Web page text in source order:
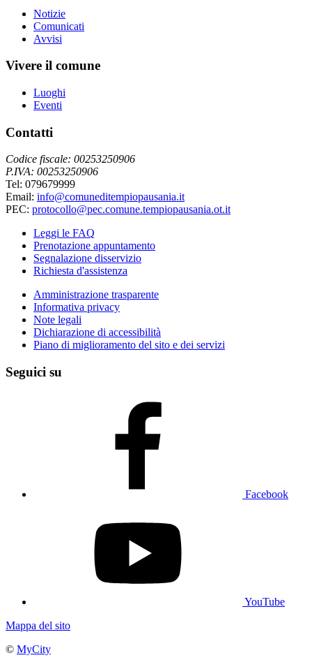
Notizie
Comunicati
Avvisi
Vivere il comune
Luoghi
Eventi
Contatti
Codice fiscale: 00253250906
P.IVA: 00253250906
Tel: 079679999
Email: info@comuneditempiopausania.it
PEC: protocollo@pec.comune.tempiopausania.ot.it
Leggi le FAQ
Prenotazione appuntamento
Segnalazione disservizio
Richiesta d'assistenza
Amministrazione trasparente
Informativa privacy
Note legali
Dichiarazione di accessibilità
Piano di miglioramento del sito e dei servizi
Seguici su
Facebook
YouTube
Mappa del sito
© MyCity